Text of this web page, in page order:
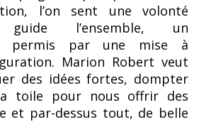
l’on sent une volonté
l’ensemble, un
permis par une mise à
Marion Robert veut
des idées fortes, dompter
toile pour nous offrir des
et par-dessus tout, de belle